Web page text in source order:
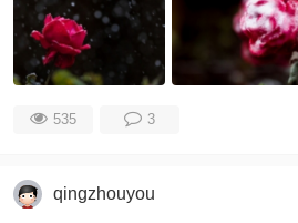
535 3
qingzhouyou